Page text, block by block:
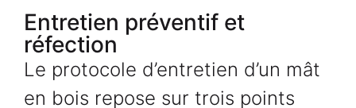
Entretien préventif et
réfection
Le protocole d’entretien d’un mât
en bois repose sur trois points